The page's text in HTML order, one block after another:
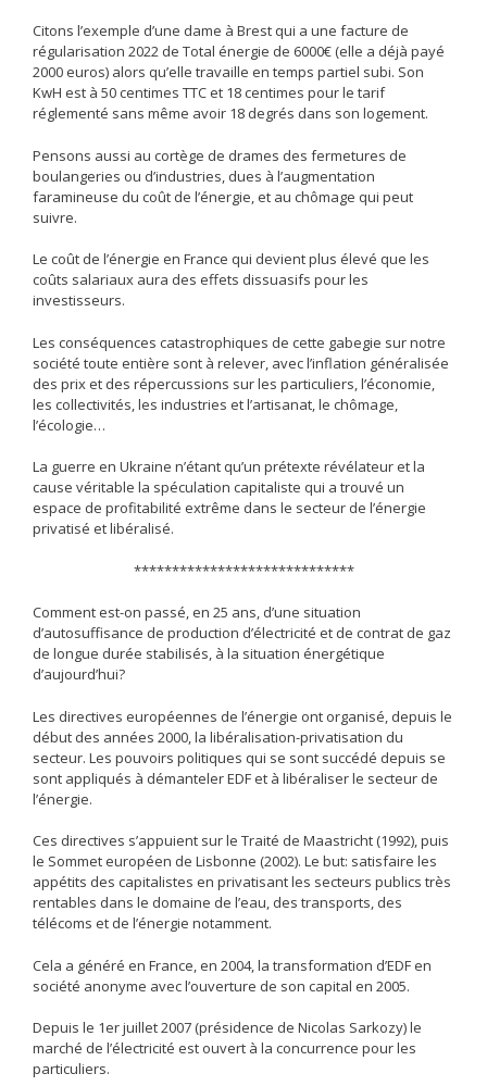
Citons l’exemple d’une dame à Brest qui a une facture de
régularisation 2022 de Total énergie de 6000€ (elle a déjà payé
2000 euros) alors qu’elle travaille en temps partiel subi. Son
KwH est à 50 centimes TTC et 18 centimes pour le tarif
réglementé sans même avoir 18 degrés dans son logement.
Pensons aussi au cortège de drames des fermetures de
boulangeries ou d’industries, dues à l’augmentation
faramineuse du coût de l’énergie, et au chômage qui peut
suivre.
Le coût de l’énergie en France qui devient plus élevé que les
coûts salariaux aura des effets dissuasifs pour les
investisseurs.
Les conséquences catastrophiques de cette gabegie sur notre
société toute entière sont à relever, avec l’inflation généralisée
des prix et des répercussions sur les particuliers, l’économie,
les collectivités, les industries et l’artisanat, le chômage,
l’écologie…
La guerre en Ukraine n’étant qu’un prétexte révélateur et la
cause véritable la spéculation capitaliste qui a trouvé un
espace de profitabilité extrême dans le secteur de l’énergie
privatisé et libéralisé.
*****************************
Comment est-on passé, en 25 ans, d’une situation
d’autosuffisance de production d’électricité et de contrat de gaz
de longue durée stabilisés, à la situation énergétique
d’aujourd’hui?
Les directives européennes de l’énergie ont organisé, depuis le
début des années 2000, la libéralisation-privatisation du
secteur. Les pouvoirs politiques qui se sont succédé depuis se
sont appliqués à démanteler EDF et à libéraliser le secteur de
l’énergie.
Ces directives s’appuient sur le Traité de Maastricht (1992), puis
le Sommet européen de Lisbonne (2002). Le but: satisfaire les
appétits des capitalistes en privatisant les secteurs publics très
rentables dans le domaine de l’eau, des transports, des
télécoms et de l’énergie notamment.
Cela a généré en France, en 2004, la transformation d’EDF en
société anonyme avec l’ouverture de son capital en 2005.
Depuis le 1er juillet 2007 (présidence de Nicolas Sarkozy) le
marché de l’électricité est ouvert à la concurrence pour les
particuliers.